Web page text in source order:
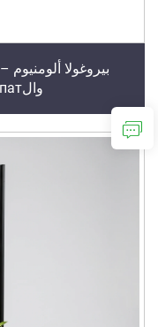
بيروغولا ألومنيوم
والпатيو للحدائق والتراسات